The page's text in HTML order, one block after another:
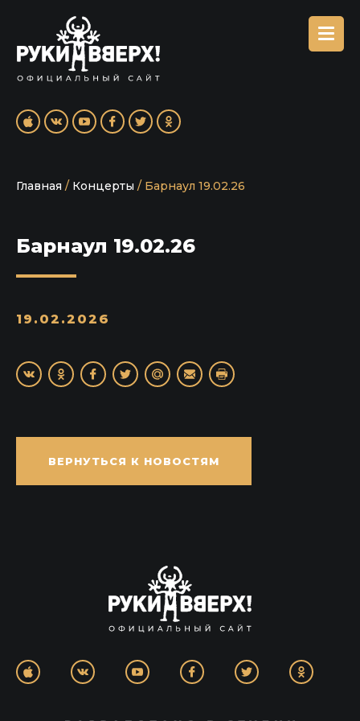
Главная / Концерты / Барнаул 19.02.26
Барнаул 19.02.26
19.02.2026
ВЕРНУТЬСЯ К НОВОСТЯМ